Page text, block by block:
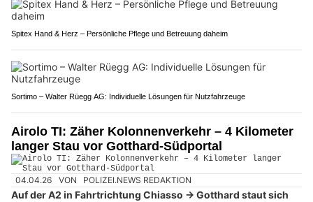
Spitex Hand & Herz – Persönliche Pflege und Betreuung daheim
Sortimo – Walter Rüegg AG: Individuelle Lösungen für Nutzfahrzeuge
Airolo TI: Zäher Kolonnenverkehr – 4 Kilometer
langer Stau vor Gotthard-Südportal
04.04.26 VON POLIZEI.NEWS REDAKTION
Auf der A2 in Fahrtrichtung Chiasso → Gotthard staut sich